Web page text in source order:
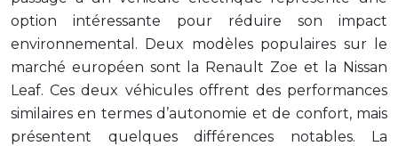
option intéressante pour réduire son impact
environnemental. Deux modèles populaires sur le
marché européen sont la Renault Zoe et la Nissan
Leaf. Ces deux véhicules offrent des performances
similaires en termes d’autonomie et de confort, mais
présentent quelques différences notables. La